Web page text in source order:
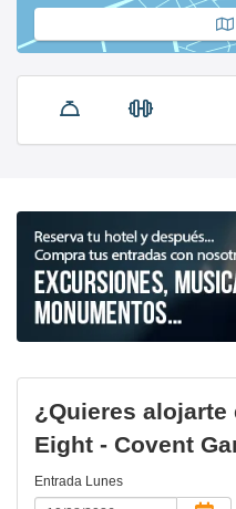
¿Quieres alojarte
Eight - Covent
Entrada Lunes